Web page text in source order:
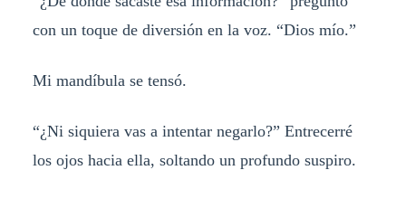
con un toque de diversión en la voz. “Dios mío.”
Mi mandíbula se tensó.
“¿Ni siquiera vas a intentar negarlo?” Entrecerré
los ojos hacia ella, soltando un profundo suspiro.